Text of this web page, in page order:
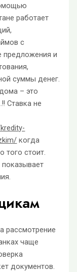
работает
с
предложения и
суммы денег.
– это
Ставка не
когда
того стоит.
показывает
рассмотрение
чаще
документов.